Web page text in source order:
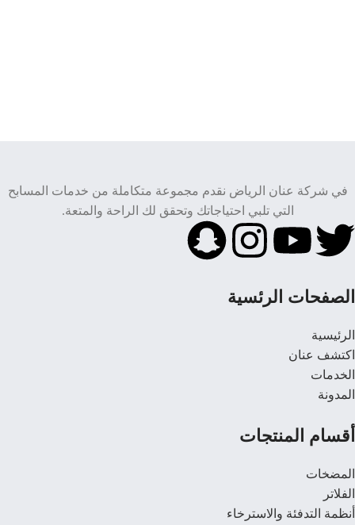
في شركة عنان الرياض نقدم مجموعة متكاملة من خدمات المسابح
التي تلبي احتياجاتك وتحقق لك الراحة والمتعة.
الصفحات الرئسية
الرئيسية
اكتشف عنان
الخدمات
المدونة
أقسام المنتجات
المضخات
الفلاتر
أنظمة التدفئة والاسترخاء